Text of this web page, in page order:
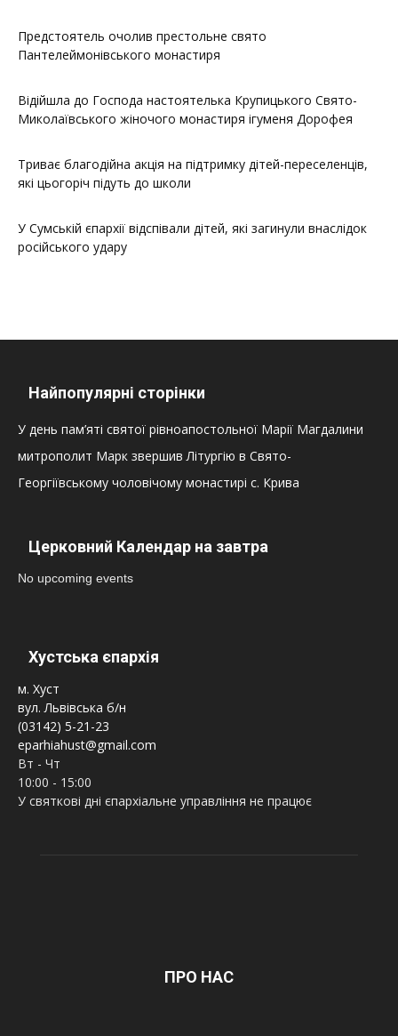
Предстоятель очолив престольне свято
Пантелеймонівського монастиря
Відійшла до Господа настоятелька Крупицького Свято-
Миколаївського жіночого монастиря ігуменя Дорофея
Триває благодійна акція на підтримку дітей-переселенців,
які цьогоріч підуть до школи
У Сумській єпархії відспівали дітей, які загинули внаслідок
російського удару
Найпопулярні сторінки
У день пам’яті святої рівноапостольної Марії Магдалини
митрополит Марк звершив Літургію в Свято-
Георгіївському чоловічому монастирі с. Крива
Церковний Календар на завтра
No upcoming events
Хустська єпархія
м. Хуст
вул. Львівська б/н
(03142) 5-21-23
eparhiahust@gmail.com
Вт - Чт
10:00 - 15:00
У святкові дні єпархіальне управління не працює
ПРО НАС